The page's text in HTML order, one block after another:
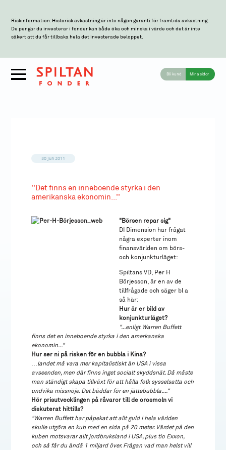
Riskinformation: Historisk avkastning är inte någon garanti för framtida avkastning.
De pengar du investerar i fonder kan både öka och minska i värde och det är inte
säkert att du får tillbaka hela det investerade beloppet.
Bli kund Mina sidor
30 jun 2011
''Det finns en inneboende styrka i den
amerikanska ekonomin...''
"Börsen repar sig"
DI Dimension har frågat
några experter inom
finansvärlden om börs-
och konjunkturläget:
Spiltans VD, Per H
Börjesson, är en av de
tillfrågade och säger bl a
så här:
Hur är er bild av
konjunkturläget?
"...enligt Warren Buffett
finns det en inneboende styrka i den amerkanska
ekonomin..."
Hur ser ni på risken för en bubbla i Kina?
landet må vara mer kapitalistiskt än USA i vissa
avseenden, men där finns inget socialt skyddsnät. Då måste
man ständigt skapa tillväxt för att hålla folk sysselsatta och
undvika missnöje. Det bäddar för en jättebubbla...."
Hör prisutvecklingen på råvaror till de orosmoln vi
diskuterat hittills?
"Warren Buffett har påpekat att allt guld i hela världen
skulle utgöra en kub med en sida på 20 meter. Värdet på den
kuben motsvarar allt jordbruksland i USA, plus tio Exxon,
och så får du ändå 1 miljard över. Frågan vad man helst vill